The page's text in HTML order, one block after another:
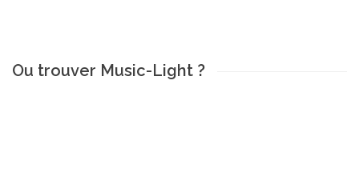
Ou trouver Music-Light ?